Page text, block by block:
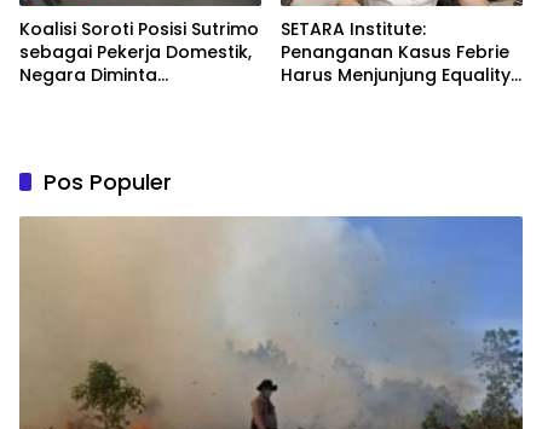
Koalisi Soroti Posisi Sutrimo
sebagai Pekerja Domestik,
Negara Diminta
SETARA Institute:
Penanganan Kasus Febrie
Harus Menjunjung Equality
Pos Populer